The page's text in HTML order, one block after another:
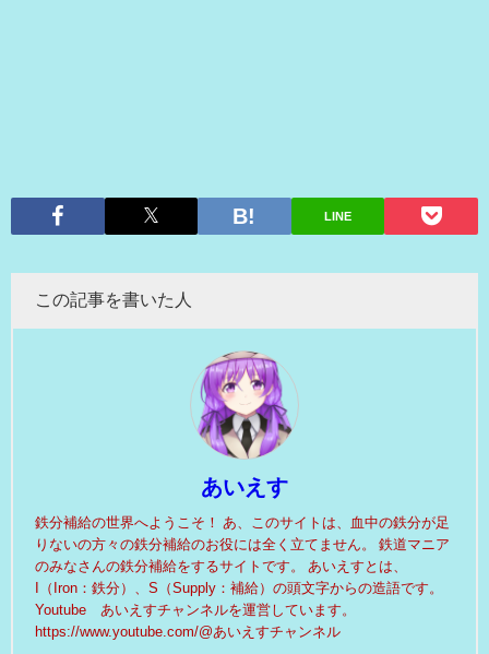
LINE
この記事を書いた人
あいえす
鉄分補給の世界へようこそ！ あ、このサイトは、血中の鉄分が足
りないの方々の鉄分補給のお役には全く立てません。 鉄道マニア
のみなさんの鉄分補給をするサイトです。 あいえすとは、
I（Iron：鉄分）、S（Supply：補給）の頭文字からの造語です。
Youtube あいえすチャンネルを運営しています。
https://www.youtube.com/@あいえすチャンネル